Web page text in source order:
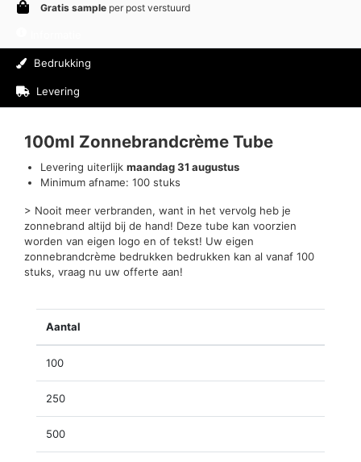
Gratis sample per post verstuurd
Bedrukking
Levering
100ml Zonnebrandcrème Tube
Levering uiterlijk maandag 31 augustus
Minimum afname: 100 stuks
> Nooit meer verbranden, want in het vervolg heb je
zonnebrand altijd bij de hand! Deze tube kan voorzien
worden van eigen logo en of tekst! Uw eigen
zonnebrandcrème bedrukken bedrukken kan al vanaf 100
stuks, vraag nu uw offerte aan!
Aantal
100
250
500